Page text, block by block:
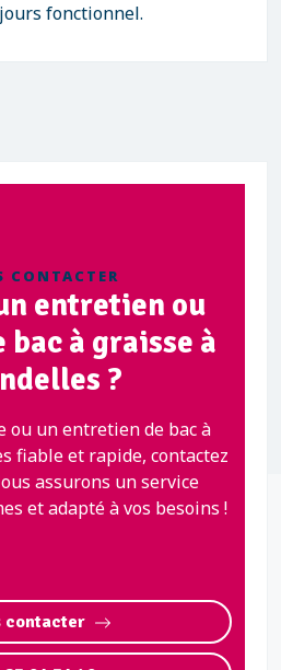
fonctionnel.
CONTACTER
entretien ou
bac à graisse à
?
ou un entretien de bac à
fiable et rapide, contactez
assurons un service
et adapté à vos besoins !
contacter